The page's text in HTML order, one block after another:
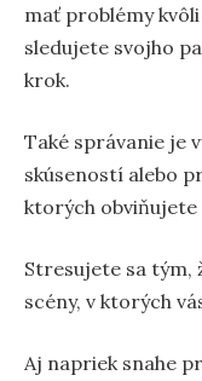
mať problémy
sledujete svojho
krok.
Také správanie je
skúseností alebo
ktorých obviňujete
Stresujete sa tým,
scény, v ktorých
Aj napriek snahe